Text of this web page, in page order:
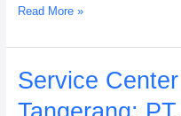
Read More »
Service
Service
Center
Solahart